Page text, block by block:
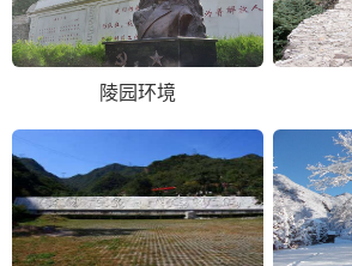
陵园环境